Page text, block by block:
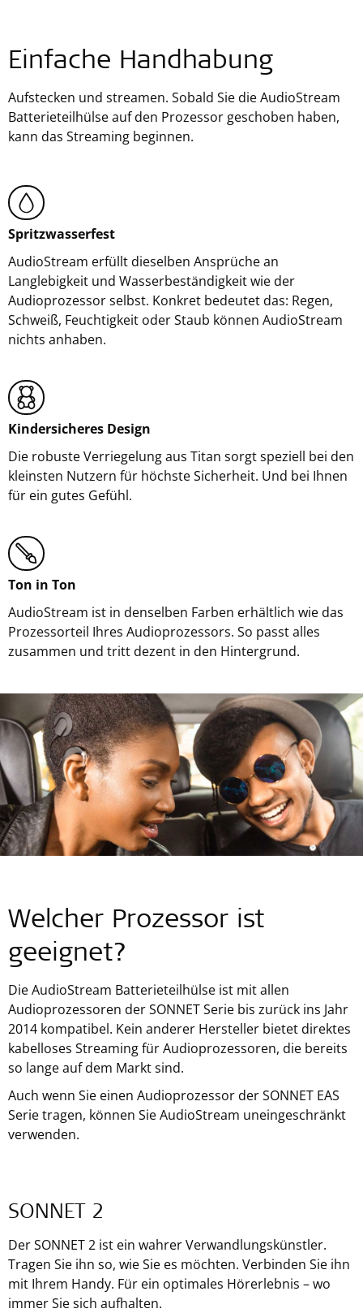
Einfache Handhabung
Aufstecken und streamen. Sobald Sie die AudioStream
Batterieteilhülse auf den Prozessor geschoben haben,
kann das Streaming beginnen.
Spritzwasserfest
AudioStream erfüllt dieselben Ansprüche an
Langlebigkeit und Wasserbeständigkeit wie der
Audioprozessor selbst. Konkret bedeutet das: Regen,
Schweiß, Feuchtigkeit oder Staub können AudioStream
nichts anhaben.
Kindersicheres Design
Die robuste Verriegelung aus Titan sorgt speziell bei den
kleinsten Nutzern für höchste Sicherheit. Und bei Ihnen
für ein gutes Gefühl.
Ton in Ton
AudioStream ist in denselben Farben erhältlich wie das
Prozessorteil Ihres Audioprozessors. So passt alles
zusammen und tritt dezent in den Hintergrund.
Welcher Prozessor ist
geeignet?
Die AudioStream Batterieteilhülse ist mit allen
Audioprozessoren der SONNET Serie bis zurück ins Jahr
2014 kompatibel. Kein anderer Hersteller bietet direktes
kabelloses Streaming für Audioprozessoren, die bereits
so lange auf dem Markt sind.
Auch wenn Sie einen Audioprozessor der SONNET EAS
Serie tragen, können Sie AudioStream uneingeschränkt
verwenden.
SONNET 2
Der SONNET 2 ist ein wahrer Verwandlungskünstler.
Tragen Sie ihn so, wie Sie es möchten. Verbinden Sie ihn
mit Ihrem Handy. Für ein optimales Hörerlebnis – wo
immer Sie sich aufhalten.